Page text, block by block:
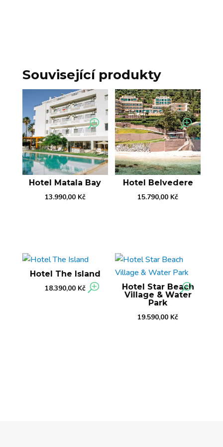
Související produkty
Hotel Matala Bay
13.990,00 Kč
Hotel Belvedere
15.790,00 Kč
Hotel The Island
18.390,00 Kč
Hotel Star Beach
Village & Water
Park
19.590,00 Kč